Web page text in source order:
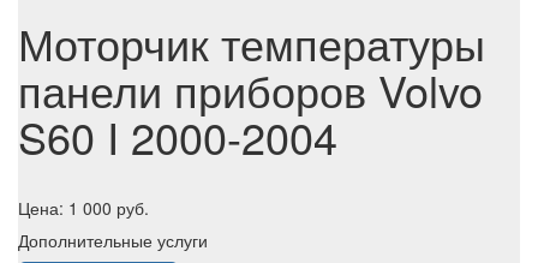
Моторчик температуры
панели приборов Volvo
S60 I 2000-2004
Цена: 1 000 руб.
Дополнительные услуги